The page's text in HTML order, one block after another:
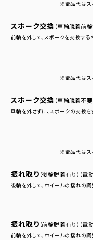
※部品代はス
スポーク交換 （車輪脱着前輪
前輪を外して、スポークを交換する
※部品代はス
スポーク交換 （車輪脱着不要
車輪を外さずに、スポークの交換を
※部品代はス
振れ取り （後輪脱着有り） （電
後輪を外して、ホイールの揺れの調
振れ取り （前輪脱着有り） （電
前輪を外して、ホイールの揺れの調